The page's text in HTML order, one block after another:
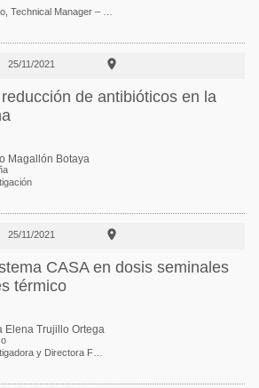
25/11/2021 
de antibióticos en la
Magallón Botaya
25/11/2021 
CASA en dosis seminales
térmico
Elena Trujillo Ortega